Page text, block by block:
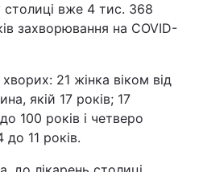
вже 4 тис. 368
захворювання на COVID-
21 жінка віком від
якій 17 років; 17
100 років і четверо
до 11 років.